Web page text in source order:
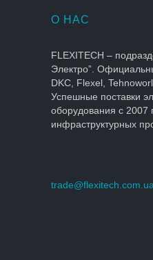
О НАС
FLEXITECH –
Электро”.
DKC, Flexel,
Успешные поставки
оборудования с 2007
инфраструктурных